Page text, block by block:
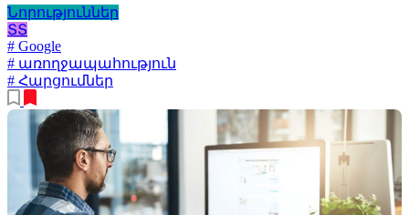
Նորություններ
ՏՏ
# Google
# առողջապահություն
# Հարցումներ